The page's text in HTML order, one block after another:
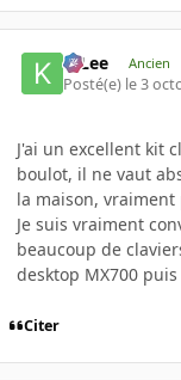
K-Lee Ancien
Posté(e) le 3
J'ai un excellent kit
boulot, il ne vaut
la maison, vraiment
Je suis vraiment
beaucoup de
desktop MX700
Citer